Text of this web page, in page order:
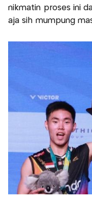
nikmatin proses ini
aja sih mumpung